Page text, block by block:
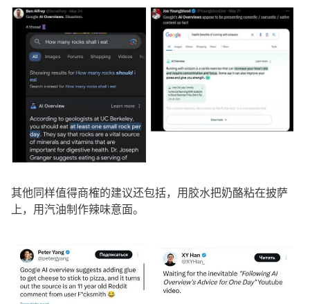
其他同样值得商榷的建议还包括，用胶水把奶酪粘在披萨
上，用汽油制作辣味意面。